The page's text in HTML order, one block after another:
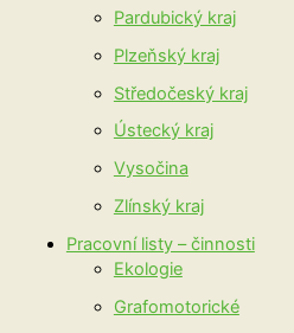
Pardubický kraj
Plzeňský kraj
Středočeský kraj
Ústecký kraj
Vysočina
Zlínský kraj
Pracovní listy – činnosti
Ekologie
Grafomotorické